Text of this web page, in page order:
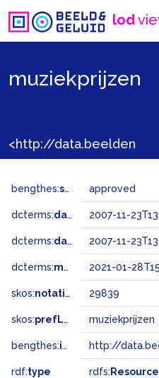
lod
muziekprijzen
bengthes:status approved
dcterms:dateAccepted 2007-11-
dcterms:dateSubmitted 2007-11-
dcterms:modified 2021-01-
skos:notation 29839
skos:prefLabel muziekprijzen
bengthes:inSet http://
rdf:type rdfs: Resource